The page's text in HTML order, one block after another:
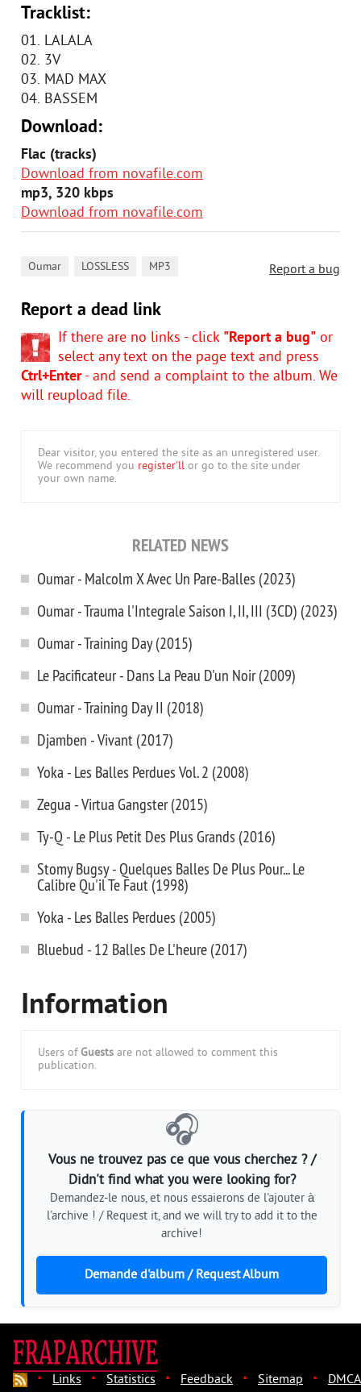
Tracklist:
01. LALALA
02. 3V
03. MAD MAX
04. BASSEM
Download:
Flac (tracks)
Download from novafile.com
mp3, 320 kbps
Download from novafile.com
Report a bug
Oumar LOSSLESS MP3
Report a dead link
If there are no links - click "Report a bug" or
select any text on the page text and press
Ctrl+Enter- and send a complaint to the album. We
will reupload file.
Dear visitor, you entered the site as an unregistered user.
We recommend you register'll or go to the site under
your own name.
RELATED NEWS
Oumar - Malcolm X Avec Un Pare-Balles (2023)
Oumar - Trauma l'Integrale Saison I, II, III (3CD) (2023)
Oumar - Training Day (2015)
Le Pacificateur - Dans La Peau D'un Noir (2009)
Oumar - Training Day II (2018)
Djamben - Vivant (2017)
Yoka - Les Balles Perdues Vol. 2 (2008)
Zegua - Virtua Gangster (2015)
Ty-Q - Le Plus Petit Des Plus Grands (2016)
Stomy Bugsy - Quelques Balles De Plus Pour... Le
Calibre Qu'il Te Faut (1998)
Yoka - Les Balles Perdues (2005)
Bluebud - 12 Balles De L'heure (2017)
Information
Users of Guests are not allowed to comment this
publication.
🎧
Vous ne trouvez pas ce que vous cherchez ? /
Didn't find what you were looking for?
Demandez-le nous, et nous essaierons de l'ajouter à
l'archive ! / Request it, and we will try to add it to the
archive!
Demande d'album / Request Album
· Links · Statistics · Feedback · Sitemap · DMCA